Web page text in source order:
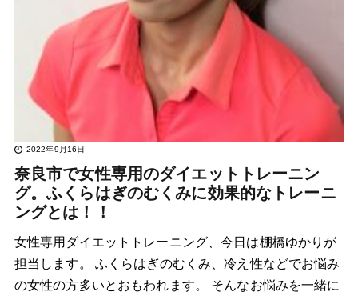
2022年9月16日
奈良市で女性専用のダイエットトレーニン
グ。ふくらはぎのむくみに効果的なトレーニ
ングとは！！
女性専用ダイエットトレーニング、今日は棚橋ゆかりが
担当します。 ふくらはぎのむくみ、冷え性などでお悩み
の女性の方多いとおもわれます。 そんなお悩みを一緒に